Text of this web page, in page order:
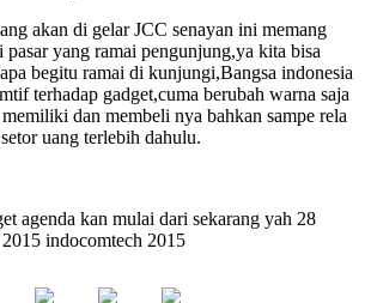
akan di gelar JCC senayan ini memang
pasar yang ramai pengunjung,ya kita bisa
begitu ramai di kunjungi,Bangsa indonesia
terhadap gadget,cuma berubah warna saja
dan membeli nya bahkan sampe rela
uang terlebih dahulu.
agenda kan mulai dari sekarang yah 28
indocomtech 2015